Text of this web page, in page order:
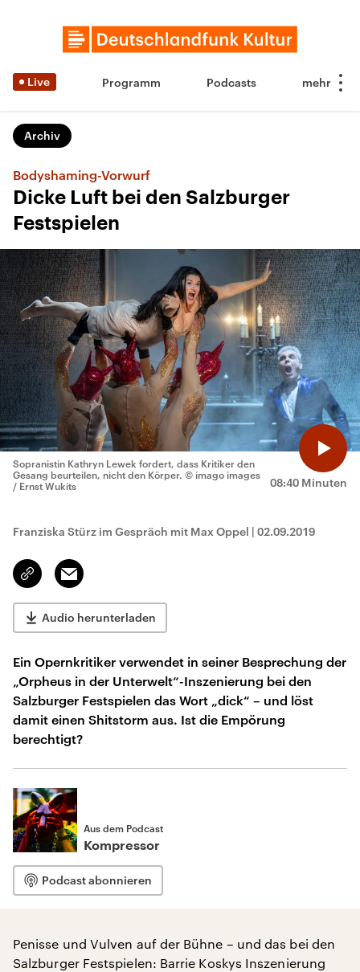
Live Programm Podcasts
Archiv
Bodyshaming-Vorwurf
Dicke Luft bei den Salzburger
Festspielen
08:40 Minuten
Sopranistin Kathryn Lewek fordert, dass Kritiker den
Gesang beurteilen, nicht den Körper. © imago images
/ Ernst Wukits
Franziska Stürz im Gespräch mit Max Oppel | 02.09.2019
Link
kopieren/teilen
Email
Audio herunterladen
Ein Opernkritiker verwendet in seiner Besprechung der
„Orpheus in der Unterwelt“-Inszenierung bei den
Salzburger Festspielen das Wort „dick“ – und löst
damit einen Shitstorm aus. Ist die Empörung
berechtigt?
Aus dem Podcast
Kompressor
Podcast abonnieren
Penisse und Vulven auf der Bühne – und das bei den
Salzburger Festspielen: Barrie Koskys Inszenierung